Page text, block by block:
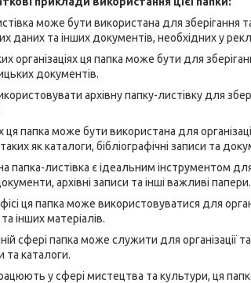
може бути використана для зберігання
даних та інших документів, необхідних у
організаціях ця папка може бути для
документів.
архівну папку-листівку для
ця папка може бути використана для
як каталоги, бібліографічні записи та
папка-листівка є ідеальним інструментом
архівні записи та інші важливі папери.
ця папка може використовуватися для
інших матеріалів.
сфері папка може служити для організації
та каталоги.
у сфері мистецтва та культури, ця